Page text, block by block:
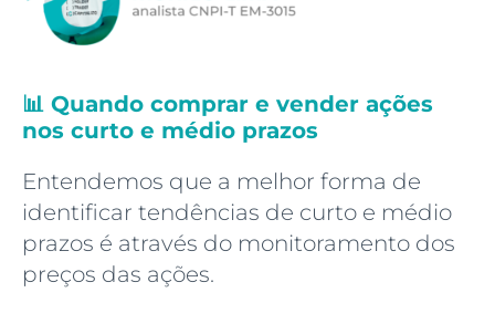
📊 Quando comprar e vender ações
nos curto e médio prazos
Entendemos que a melhor forma de
identificar tendências de curto e médio
prazos é através do monitoramento dos
preços das ações.